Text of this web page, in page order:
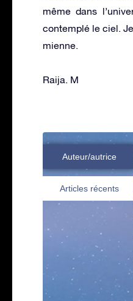
même dans
contemplé le ciel.
mienne.
Raija. M
Auteur/autrice
Articles récents